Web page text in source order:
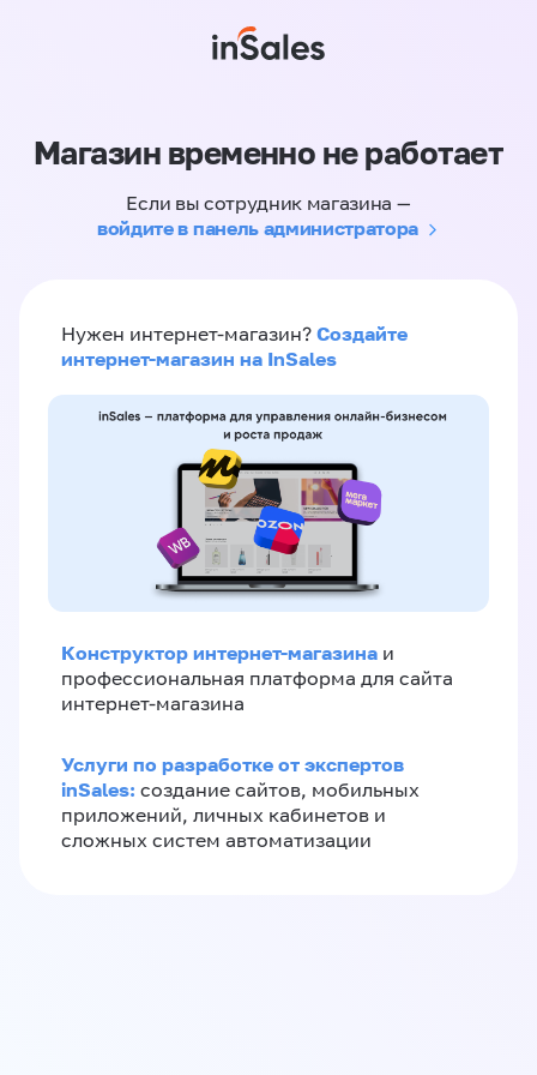
Магазин временно не работает
Если вы сотрудник магазина —
войдите в панель администратора
Нужен интернет-магазин? Создайте
интернет-магазин на InSales
Конструктор интернет-магазина и
профессиональная платформа для сайта
интернет-магазина
Услуги по разработке от экспертов
inSales: создание сайтов, мобильных
приложений, личных кабинетов и
сложных систем автоматизации